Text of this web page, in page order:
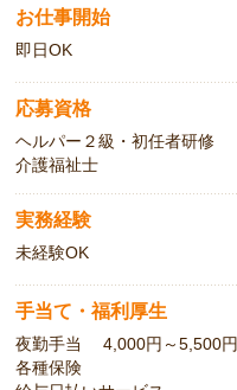
お仕事開始
即日OK
応募資格
ヘルパー２級・初任者研修
介護福祉士
実務経験
未経験OK
手当て・福利厚生
夜勤手当 4,000円～5,500円
各種保険